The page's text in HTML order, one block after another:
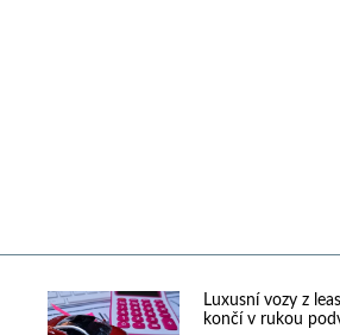
Luxusní vozy z
končí v rukou